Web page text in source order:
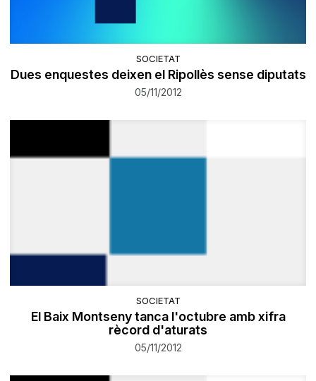
SOCIETAT
Dues enquestes deixen el Ripollès sense diputats
05/11/2012
SOCIETAT
El Baix Montseny tanca l'octubre amb xifra
rècord d'aturats
05/11/2012